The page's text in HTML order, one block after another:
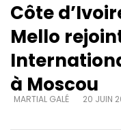
Côte
Mello
à Moscou
MARTIAL GALÉ 20 JUIN